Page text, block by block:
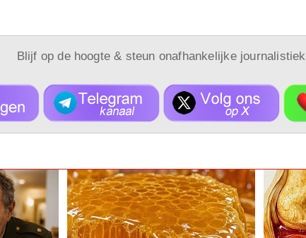
Blijf op de hoogte & steun onafhankelijke journalistiek